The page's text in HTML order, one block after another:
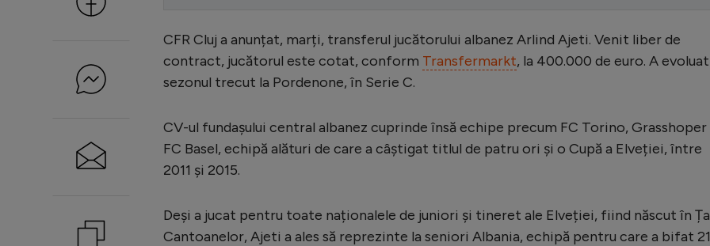
CFR Cluj a anunțat, marți, transferul jucătorului albanez Arlind Ajeti. Venit liber de
contract, jucătorul este cotat, conform Transfermarkt, la 400.000 de euro. A evoluat
sezonul trecut la Pordenone, în Serie C.
CV-ul fundașului central albanez cuprinde însă echipe precum FC Torino, Grasshoper
FC Basel, echipă alături de care a câștigat titlul de patru ori și o Cupă a Elveției, între
2011 și 2015.
Deși a jucat pentru toate naționalele de juniori și tineret ale Elveției, fiind născut în
Cantoanelor, Ajeti a ales să reprezinte la seniori Albania, echipă pentru care a bifat 21